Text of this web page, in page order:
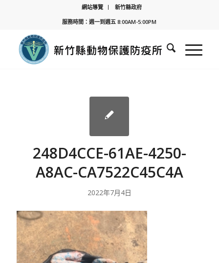
網站導覽
新竹縣政府
服務時間：週一到週五 8:00AM-5:00PM
248D4CCE-61AE-4250-
A8AC-CA7522C45C4A
2022年7月4日